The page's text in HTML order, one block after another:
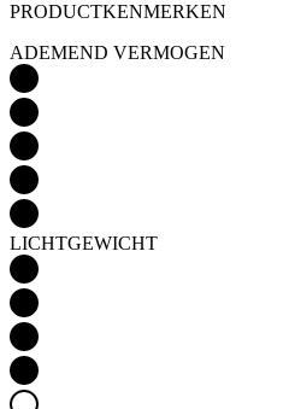
PRODUCTKENMERKEN
ADEMEND VERMOGEN
LICHTGEWICHT